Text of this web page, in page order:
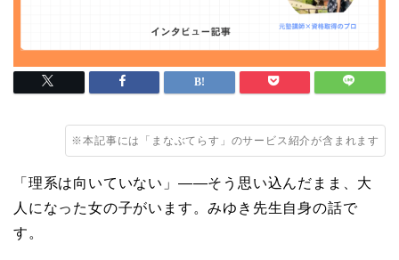
※本記事には「まなぶてらす」のサービス紹介が含まれます
「理系は向いていない」——そう思い込んだまま、大
人になった女の子がいます。みゆき先生自身の話で
す。